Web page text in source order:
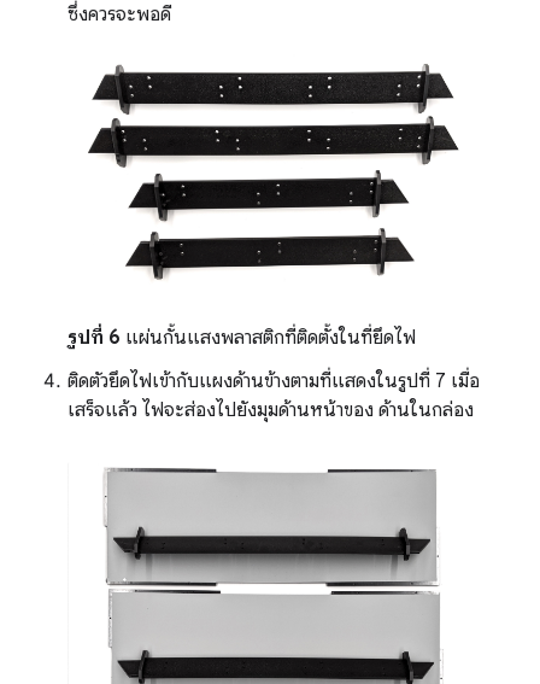
ซึ่งควรจะพอดี
รูปที่ 6 แผ่นกั้นแสงพลาสติกที่ติดตั้งในที่ยึดไฟ
ติดตัวยึดไฟเข้ากับแผงด้านข้างตามที่แสดงในรูปที่ 7 เมื่อ
เสร็จแล้ว ไฟจะส่องไปยังมุมด้านหน้าของ ด้านในกล่อง